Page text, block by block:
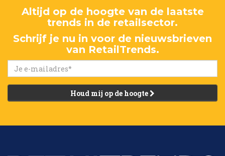
Altijd op de hoogte van de laatste
trends in de retailsector.
Schrijf je nu in voor de nieuwsbrieven
van RetailTrends.
Houd mij op de hoogte